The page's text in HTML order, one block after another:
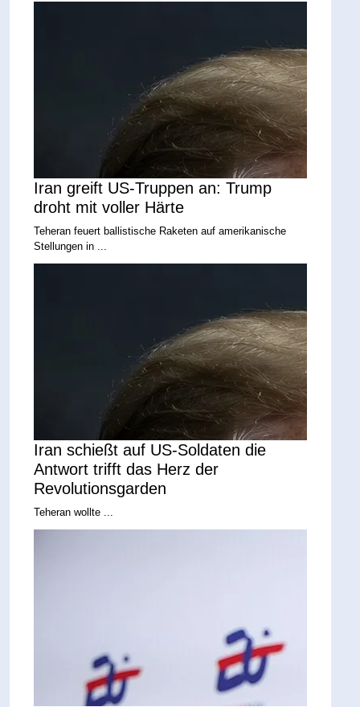
Iran greift US-Truppen an: Trump
droht mit voller Härte
Teheran feuert ballistische Raketen auf amerikanische
Stellungen in ...
Iran schießt auf US-Soldaten die
Antwort trifft das Herz der
Revolutionsgarden
Teheran wollte ...